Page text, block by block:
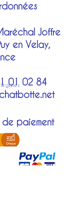
légales
Joffre
en Velay,
01 02 84
de paiement